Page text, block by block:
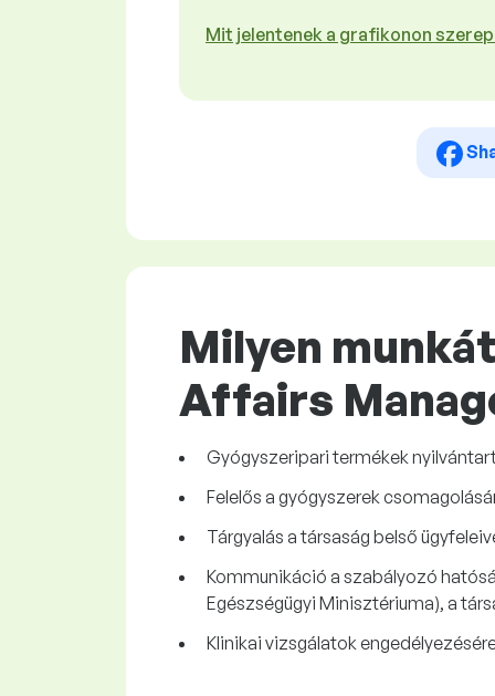
Mit jelentenek a grafikonon
Milyen
Affairs
Gyógyszeripari termékek
Felelős a gyógyszerek
Tárgyalás a társaság belső
Kommunikáció a szabályozó
Egészségügyi Minisztériuma), a
Klinikai vizsgálatok